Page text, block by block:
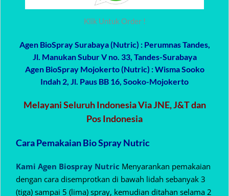
Klik Untuk Order !
Agen BioSpray Surabaya (Nutric) : Perumnas Tandes,
Jl. Manukan Subur V no. 33, Tandes-Surabaya
Agen BioSpray Mojokerto (Nutric) : Wisma Sooko
Indah 2, Jl. Paus BB 16, Sooko-Mojokerto
Melayani Seluruh Indonesia Via JNE, J&T dan
Pos Indonesia
Cara Pemakaian Bio Spray Nutric
Kami Agen Biospray Nutric Menyarankan pemakaian
dengan cara disemprotkan di bawah lidah sebanyak 3
(tiga) sampai 5 (lima) spray, kemudian ditahan selama 2